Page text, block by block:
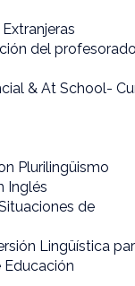
del
& At School-
Plurilingüismo
Inglés
de
Lingüística
Educación